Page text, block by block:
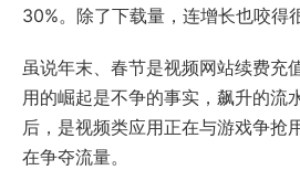
30%。除了下载量，连增长也咬得
虽说年末、春节是视频网站续费充
用的崛起是不争的事实，飙升的流
后，是视频类应用正在与游戏争抢
在争夺流量。